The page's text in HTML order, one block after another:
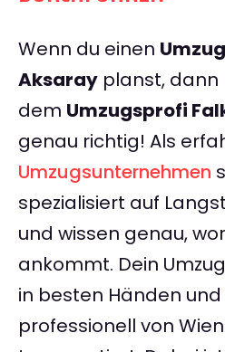
Wenn du einen
Aksaray planst, dann
dem Umzugsprofi
genau richtig! Als
Umzugsunternehmen
spezialisiert auf
und wissen genau,
ankommt. Dein
in besten Händen
professionell von